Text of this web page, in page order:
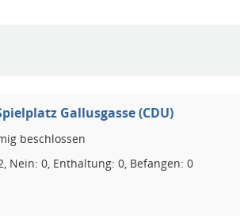
Gallusgasse (CDU)
beschlossen
Nein: 0, Enthaltung: 0, Befangen: 0